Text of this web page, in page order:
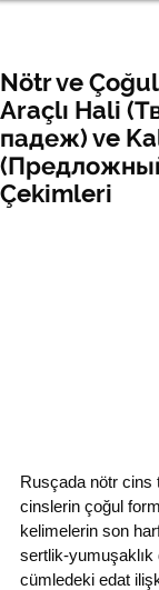
Nötr ve
Araçlı Hali
падеж) ve
Çekimleri
Rusçada nötr cins
cinslerin çoğul
kelimelerin son
sertlik-
cümledeki edat